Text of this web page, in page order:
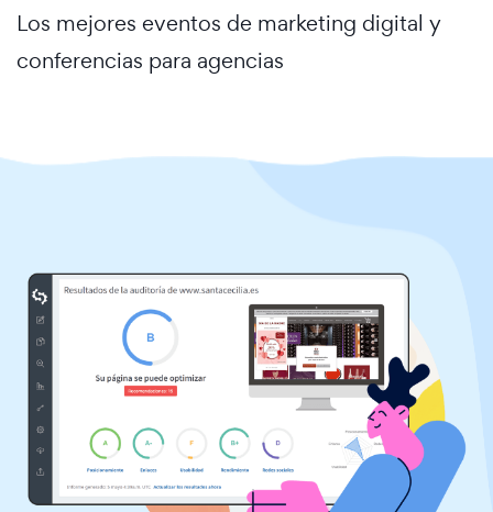
Los mejores eventos de marketing digital y
conferencias para agencias